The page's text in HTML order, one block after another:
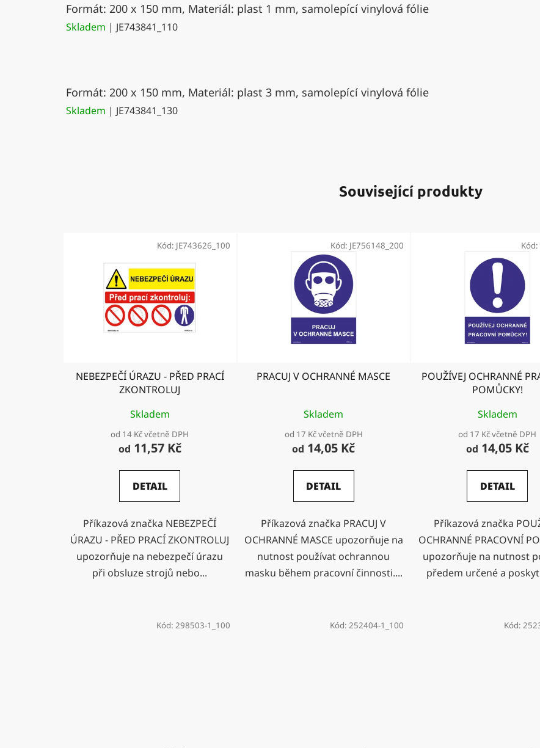
Formát: 200 x 150 mm, Materiál: plast 1 mm, samolepící vinylová fólie
Skladem | JE743841_110
Formát: 200 x 150 mm, Materiál: plast 3 mm, samolepící vinylová fólie
Skladem | JE743841_130
Související produkty
NEBEZPEČÍ ÚRAZU - PŘED PRACÍ
ZKONTROLUJ
Skladem
od 14 Kč včetně DPH
od 11,57 Kč
DETAIL
Příkazová značka NEBEZPEČÍ
ÚRAZU - PŘED PRACÍ ZKONTROLUJ
upozorňuje na nebezpečí úrazu
při obsluze strojů nebo...
Kód: JE743626_100
PRACUJ V OCHRANNÉ MASCE
Skladem
od 17 Kč včetně DPH
od 14,05 Kč
DETAIL
Příkazová značka PRACUJ V
OCHRANNÉ MASCE upozorňuje na
nutnost používat ochrannou
masku během pracovní činnosti....
Kód: JE756148_200
POUŽÍVEJ OCHRANNÉ
POMŮCKY!
Skladem
od 17 Kč včetně DPH
od 14,05 Kč
DETAIL
Příkazová značka
OCHRANNÉ PRACOVNÍ
upozorňuje na nutnost
předem určené a
Kód:
Kód: 298503-1_100 Kód: 252404-1_100 Kód: